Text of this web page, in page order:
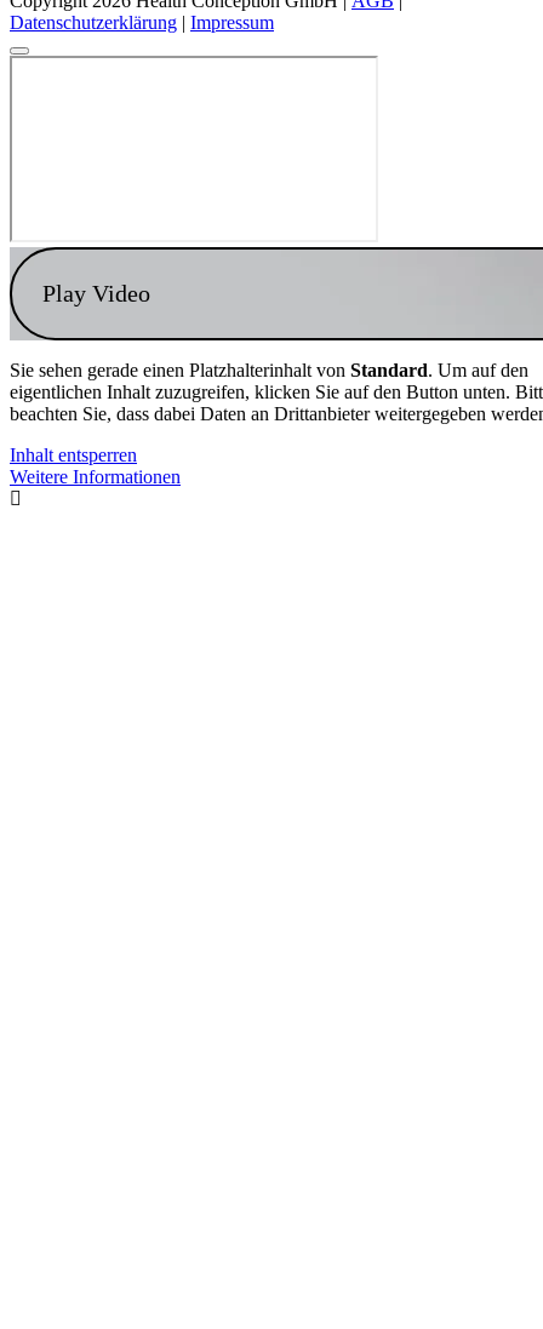
Datenschutzerklärung | Impressum
Play Video
Sie sehen gerade einen Platzhalterinhalt von Standard. Um auf den
eigentlichen Inhalt zuzugreifen, klicken Sie auf den Button unten.
beachten Sie, dass dabei Daten an Drittanbieter weitergegeben
Inhalt entsperren
Weitere Informationen